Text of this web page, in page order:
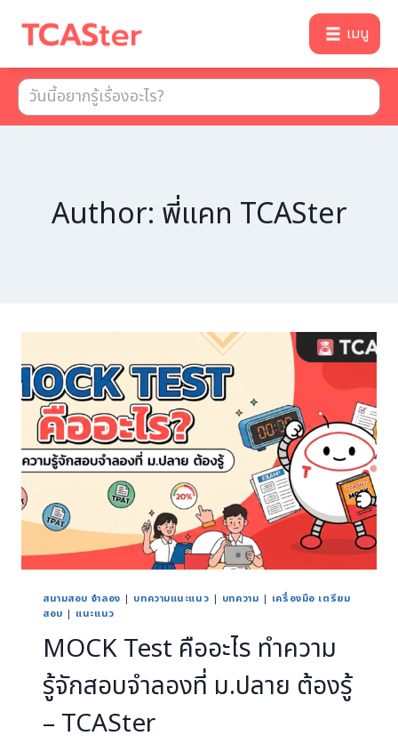
เมนู
Author: พี่แคท TCASter
สนามสอบ จำลอง | บทความแนะแนว | บทความ | เครื่องมือ เตรียม
สอบ | แนะแนว
MOCK Test คืออะไร ทำความ
รู้จักสอบจำลองที่ ม.ปลาย ต้องรู้
– TCASter